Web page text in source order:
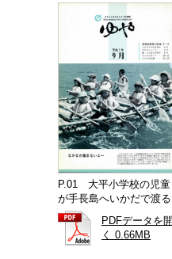
P.01 大平小学校の児童
が手長島へいかだで渡る
PDFデータを開
く 0.66MB